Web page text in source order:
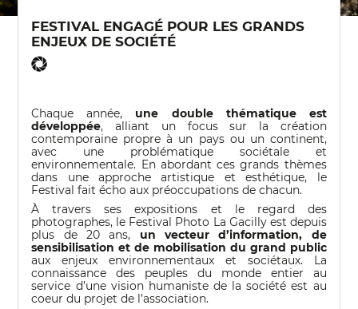
FESTIVAL ENGAGÉ POUR LES GRANDS
ENJEUX DE SOCIÉTÉ
Chaque année, une double thématique est
développée, alliant un focus sur la création
contemporaine propre à un pays ou un continent,
avec une problématique sociétale et
environnementale. En abordant ces grands thèmes
dans une approche artistique et esthétique, le
Festival fait écho aux préoccupations de chacun.
À travers ses expositions et le regard des
photographes, le Festival Photo La Gacilly est depuis
plus de 20 ans, un vecteur d’information, de
sensibilisation et de mobilisation du grand public
aux enjeux environnementaux et sociétaux. La
connaissance des peuples du monde entier au
service d’une vision humaniste de la société est au
coeur du projet de l’association.